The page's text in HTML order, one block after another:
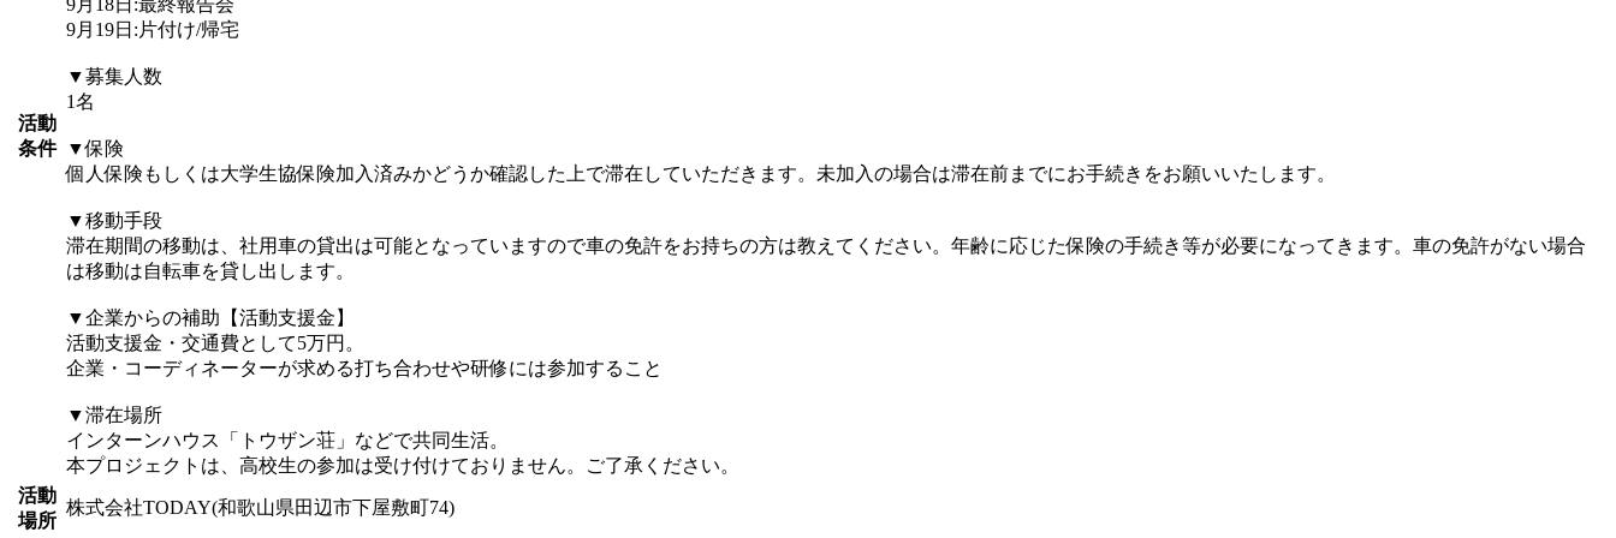
活動
条件
9月18日:最終報告会
9月19日:片付け/帰宅
▼募集人数
1名
▼保険
個人保険もしくは大学生協保険加入済みかどうか確認した上で滞在していただきます。未加入の場合は滞在前までにお手続きをお願いいたします。
▼移動手段
滞在期間の移動は、社用車の貸出は可能となっていますので車の免許をお持ちの方は教えてください。年齢に応じた保険の手続き等が必要になってきます。車の免許がない場合
は移動は自転車を貸し出します。
▼企業からの補助【活動支援金】
活動支援金・交通費として5万円。
企業・コーディネーターが求める打ち合わせや研修には参加すること
▼滞在場所
インターンハウス「トウザン荘」などで共同生活。
本プロジェクトは、高校生の参加は受け付けておりません。ご了承ください。
活動
場所
株式会社TODAY(和歌山県田辺市下屋敷町74)